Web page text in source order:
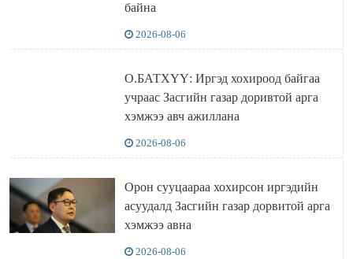
байна
2026-08-06
О.БАТХҮҮ: Иргэд хохироод байгаа
учраас Засгийн газар доривтой арга
хэмжээ авч ажиллана
2026-08-06
Орон сууцаараа хохирсон иргэдийн
асуудалд Засгийн газар дорвитой арга
хэмжээ авна
2026-08-06